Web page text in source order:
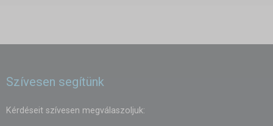
grillezésekre, születésnapi bulikra vagy nyári partikra. Praktikus
vagy huzat ráadásul vizuálisan is átalakítja az asztalt, és harmonizál
Szívesen segítünk
Kérdéseit szívesen megválaszoljuk: